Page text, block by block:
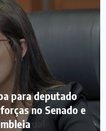
para deputado
no Senado e